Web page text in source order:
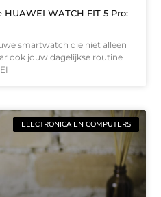
WATCH FIT 5 Pro:
smartwatch die niet alleen
ook jouw dagelijkse routine
ELECTRONICA EN COMPUTERS